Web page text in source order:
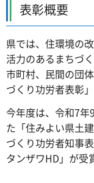
表彰概要
県では、住環境の
活力のあるまちづ
市町村、民間の団
づくり功労者表彰
今年度は、令和7
た「住みよい県土
づくり功労者知事
タンザワHD」が受